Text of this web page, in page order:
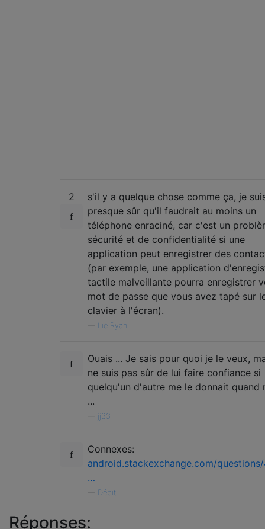
2
s'il y a quelque chose comme ça, je
presque sûr qu'il faudrait au moins un
téléphone enraciné, car c'est un
sécurité et de confidentialité si une
application peut enregistrer des
(par exemple, une application
tactile malveillante pourra enregistrer
mot de passe que vous avez tapé sur
clavier à l'écran).
Lie Ryan
Ouais ... Je sais pour quoi je le veux,
ne suis pas sûr de lui faire confiance si
quelqu'un d'autre me le donnait quand
...
jj33
Connexes:
android.stackexchange.com/
…
Débit
Réponses: